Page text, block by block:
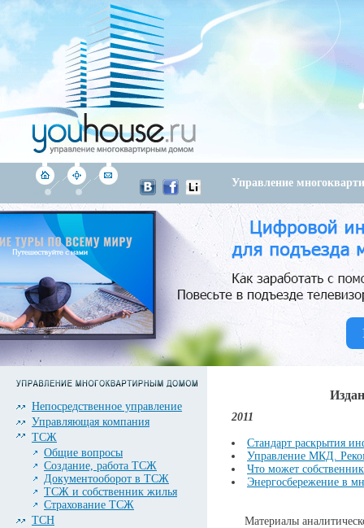
Управление
Непосредственное управление
Управляющая компания
ТСЖ
Общие вопросы
Создание, работа ТСЖ
Документооборот в ТСЖ
ТСЖ и собственник жилья
Страхование ТСЖ
ТСН
2011
Стандарт раскрытия
Управление МКД.
Что может
Энергосбережение в
Материалы